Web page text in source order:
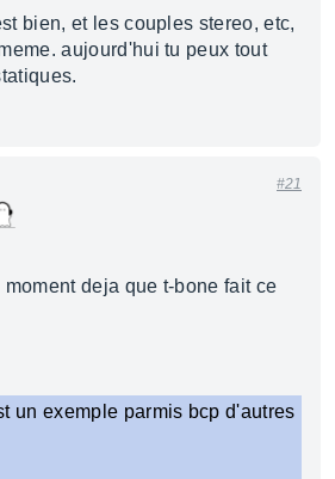
bien, et les couples stereo, etc,
aujourd'hui tu peux tout
#21
moment deja que t-bone fait ce
un exemple parmis bcp d'autres